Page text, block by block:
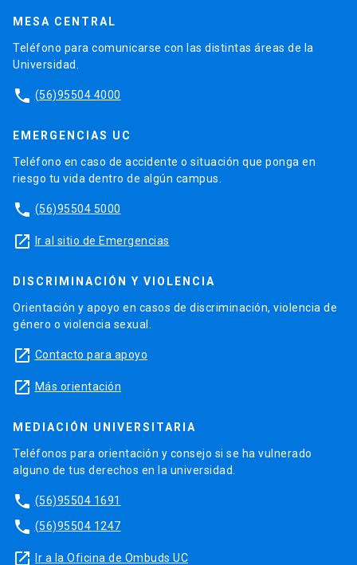
MESA CENTRAL
Teléfono para comunicarse con las distintas áreas de la
Universidad.
phone (56)95504 4000
EMERGENCIAS UC
Teléfono en caso de accidente o situación que ponga en
riesgo tu vida dentro de algún campus.
phone (56)95504 5000
launch Ir al sitio de Emergencias
DISCRIMINACIÓN Y VIOLENCIA
Orientación y apoyo en casos de discriminación, violencia de
género o violencia sexual.
launch Contacto para apoyo
launch Más orientación
MEDIACIÓN UNIVERSITARIA
Teléfonos para orientación y consejo si se ha vulnerado
alguno de tus derechos en la universidad.
phone (56)95504 1691
phone (56)95504 1247
launch Ir a la Oficina de Ombuds UC